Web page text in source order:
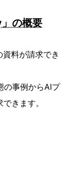
の概要
料が請求でき
の事例からAIプ
きます。